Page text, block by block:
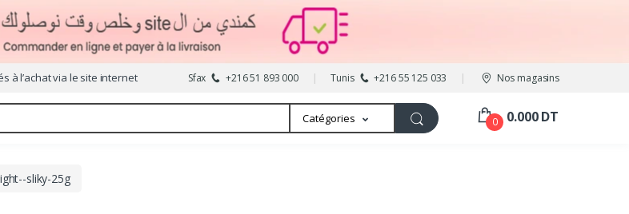
à l’achat via le site internet Sfax +216 51 893 000 Tunis +216 55 125 033 Nos magasins
Catégories 0 0.000 DT
sliky-25g